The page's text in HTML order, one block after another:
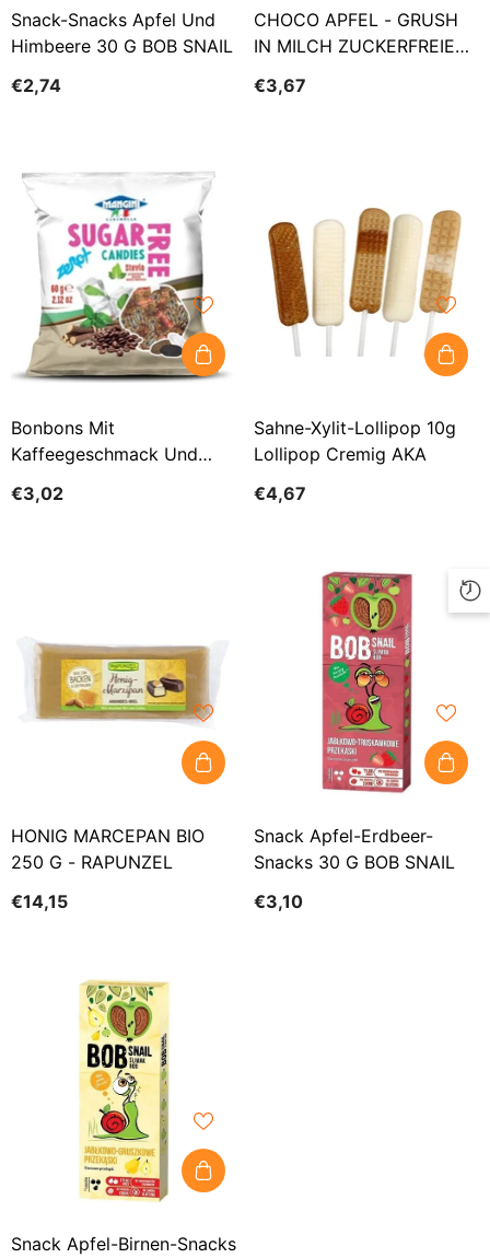
Snack-Snacks Apfel Und
Himbeere 30 G BOB SNAIL
€2,74
CHOCO APFEL - GRUSH
IN MILCH ZUCKERFREIE
30 G - BOB SNAIL
€3,67
Bonbons Mit
Kaffeegeschmack Und
MANGINI
€3,02
Sahne-Xylit-Lollipop 10g
Lollipop Cremig AKA
€4,67
HONIG MARCEPAN BIO
250 G - RAPUNZEL
€14,15
Snack Apfel-Erdbeer-
Snacks 30 G BOB SNAIL
€3,10
Snack Apfel-Birnen-Snacks